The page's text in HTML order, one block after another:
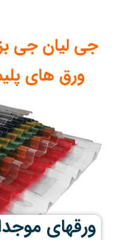
جی لیان جی
ورق های
ورقهای